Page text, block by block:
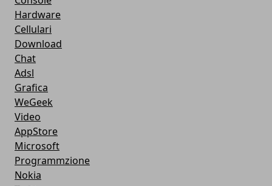
Hardware
Cellulari
Download
Chat
Adsl
Grafica
WeGeek
Video
AppStore
Microsoft
Programmzione
Nokia